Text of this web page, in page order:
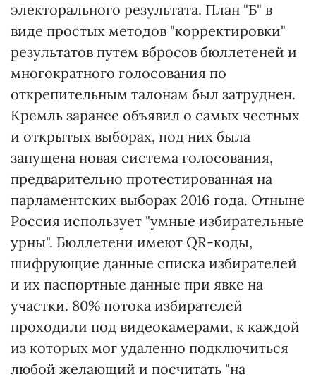
электорального результата. План "Б" в
виде простых методов "корректировки"
результатов путем вбросов бюллетеней и
многократного голосования по
открепительным талонам был затруднен.
Кремль заранее объявил о самых честных
и открытых выборах, под них была
запущена новая система голосования,
предварительно протестированная на
парламентских выборах 2016 года. Отныне
Россия использует "умные избирательные
урны". Бюллетени имеют QR-коды,
шифрующие данные списка избирателей
и их паспортные данные при явке на
участки. 80% потока избирателей
проходили под видеокамерами, к каждой
из которых мог удаленно подключиться
любой желающий и посчитать "на